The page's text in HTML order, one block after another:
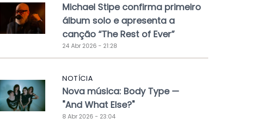
Michael Stipe confirma primeiro
álbum solo e apresenta a
canção “The Rest of Ever”
24 Abr 2026 - 21:28
NOTÍCIA
Nova música: Body Type —
"And What Else?"
8 Abr 2026 - 23:04